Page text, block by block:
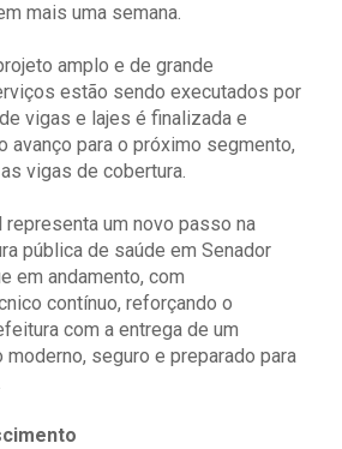
mais uma semana.
amplo e de grande
estão sendo executados por
vigas e lajes é finalizada e
avanço para o próximo segmento,
vigas de cobertura.
um novo passo na
pública de saúde em Senador
em andamento, com
contínuo, reforçando o
com a entrega de um
seguro e preparado para